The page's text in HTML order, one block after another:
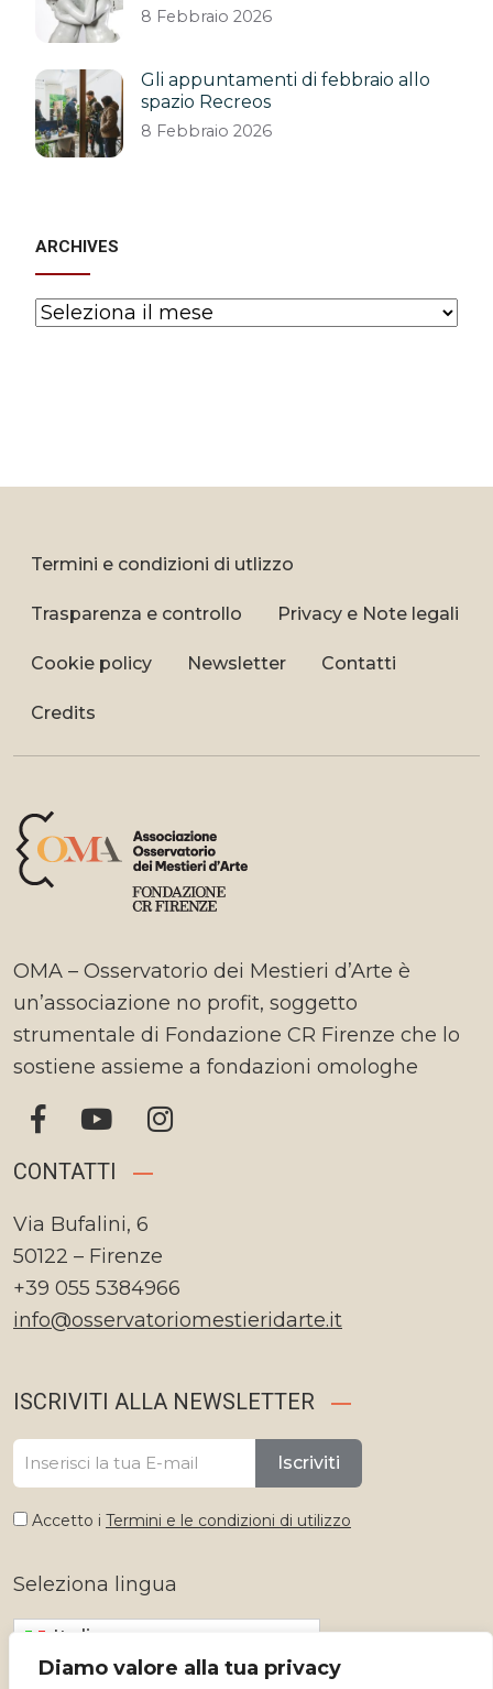
Diamo valore alla tua privacy
8 Febbraio 2026
Gli appuntamenti di febbraio allo
spazio Recreos
8 Febbraio 2026
ARCHIVES
Archives
Termini e condizioni di utlizzo
Trasparenza e controllo Privacy e Note legali
Cookie policy Newsletter Contatti
Credits
OMA – Osservatorio dei Mestieri d’Arte è
un’associazione no profit, soggetto
strumentale di Fondazione CR Firenze che lo
sostiene assieme a fondazioni omologhe
CONTATTI
Via Bufalini, 6
50122 – Firenze
+39 055 5384966
info@osservatoriomestieridarte.it
ISCRIVITI ALLA NEWSLETTER
Iscriviti
Accetto i Termini e le condizioni di utilizzo
Seleziona lingua
Italiano